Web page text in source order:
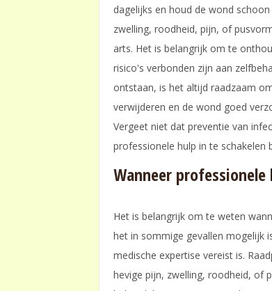
dagelijks en houd de wond
zwelling, roodheid, pijn, of
arts. Het is belangrijk om te
risico's verbonden zijn aan
ontstaan, is het altijd raadzaam
verwijderen en de wond goed
Vergeet niet dat preventie van
professionele hulp in te schakelen
Wanneer professionele
Het is belangrijk om te weten
het in sommige gevallen mogelijk
medische expertise vereist is.
hevige pijn, zwelling, roodheid, of